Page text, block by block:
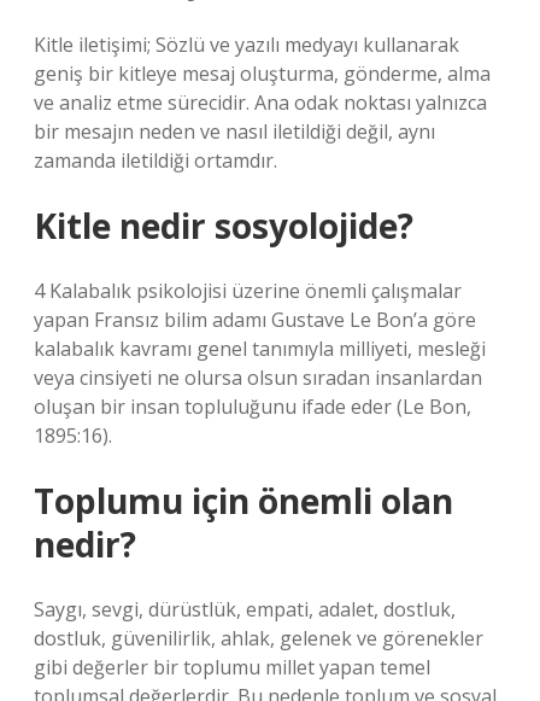
Kitle iletişimi; Sözlü ve yazılı medyayı kullanarak
geniş bir kitleye mesaj oluşturma, gönderme, alma
ve analiz etme sürecidir. Ana odak noktası yalnızca
bir mesajın neden ve nasıl iletildiği değil, aynı
zamanda iletildiği ortamdır.
Kitle nedir sosyolojide?
4 Kalabalık psikolojisi üzerine önemli çalışmalar
yapan Fransız bilim adamı Gustave Le Bon’a göre
kalabalık kavramı genel tanımıyla milliyeti, mesleği
veya cinsiyeti ne olursa olsun sıradan insanlardan
oluşan bir insan topluluğunu ifade eder (Le Bon,
1895:16).
Toplumu için önemli olan
nedir?
Saygı, sevgi, dürüstlük, empati, adalet, dostluk,
dostluk, güvenilirlik, ahlak, gelenek ve görenekler
gibi değerler bir toplumu millet yapan temel